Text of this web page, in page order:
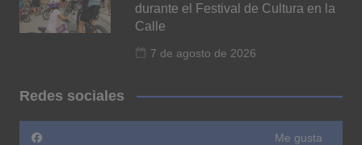
durante el Festival de Cultura en la
Calle
7 de agosto de 2026
Redes sociales
Me gusta